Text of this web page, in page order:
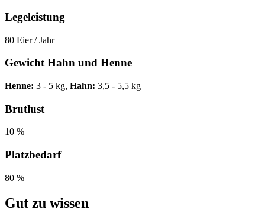
Legeleistung
80 Eier / Jahr
Gewicht Hahn und Henne
Henne: 3 - 5 kg, Hahn: 3,5 - 5,5 kg
Brutlust
10 %
Platzbedarf
80 %
Gut zu wissen